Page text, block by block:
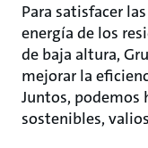
Para satisfacer
energía de los
de baja altura,
mejorar la
Juntos, podemos
sostenibles,